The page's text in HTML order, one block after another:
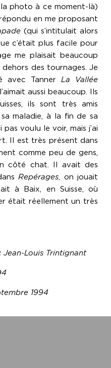
photo à ce moment-là)
en me proposant
(qui s’intitulait alors
c’était plus facile pour
me plaisait beaucoup
des tournages. Je
avec Tanner La Vallée
aussi beaucoup. Ils
ils sont très amis
maladie, à la fin de sa
pas voulu le voir, mais j’ai
Il est très présent dans
comme peu de gens,
côté chat. Il avait des
Repérages, on jouait
à Baix, en Suisse, où
était réellement un très
Jean-Louis Trintignant
1994